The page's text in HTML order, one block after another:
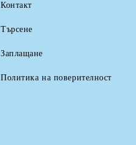
Контакт
Търсене
Заплащане
Политика на поверителност